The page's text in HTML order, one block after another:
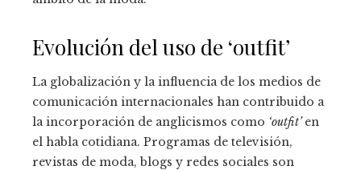
Evolución del uso de ‘outfit’
La globalización y la influencia de los medios de
comunicación internacionales han contribuido a
la incorporación de anglicismos como ‘outfit’en
el habla cotidiana. Programas de televisión,
revistas de moda, blogs y redes sociales son